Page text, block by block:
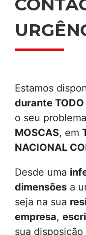
Estamos
durante TODO
o seu
MOSCAS, em
NACIONAL
Desde uma
dimensões a
seja na sua
empresa,
sua disposição